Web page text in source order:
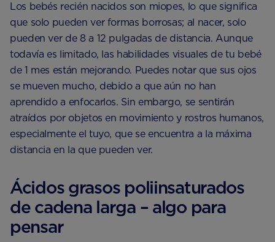
Los bebés recién nacidos son miopes, lo que significa
que solo pueden ver formas borrosas; al nacer, solo
pueden ver de 8 a 12 pulgadas de distancia. Aunque
todavía es limitado, las habilidades visuales de tu bebé
de 1 mes están mejorando. Puedes notar que sus ojos
se mueven mucho, debido a que aún no han
aprendido a enfocarlos. Sin embargo, se sentirán
atraídos por objetos en movimiento y rostros humanos,
especialmente el tuyo, que se encuentra a la máxima
distancia en la que pueden ver.
Ácidos grasos poliinsaturados
de cadena larga – algo para
pensar